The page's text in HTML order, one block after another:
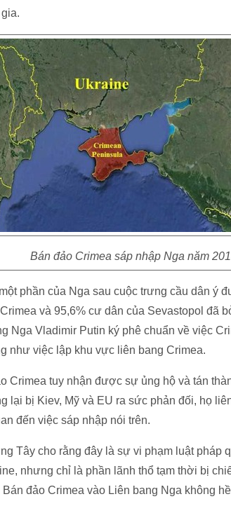
Bán đảo Crimea sáp nhập Nga năm
phần của Nga sau cuộc trưng cầu dân ý
và 95,6% cư dân của Sevastopol đã
Nga Vladimir Putin ký phê chuẩn về việc
như việc lập khu vực liên bang Crimea.
Crimea tuy nhận được sự ủng hộ và tán
lại bị Kiev, Mỹ và EU ra sức phản đối, họ
đến việc sáp nhập nói trên.
Tây cho rằng đây là sự vi phạm luật pháp
nhưng chỉ là phần lãnh thổ tạm thời bị
đảo Crimea vào Liên bang Nga không